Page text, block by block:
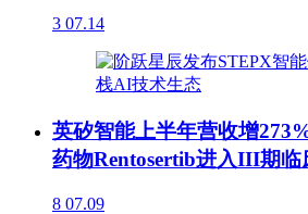
3 07.14
英矽智能上半年营收增
药物Rentosertib进入III期临
8 07.09